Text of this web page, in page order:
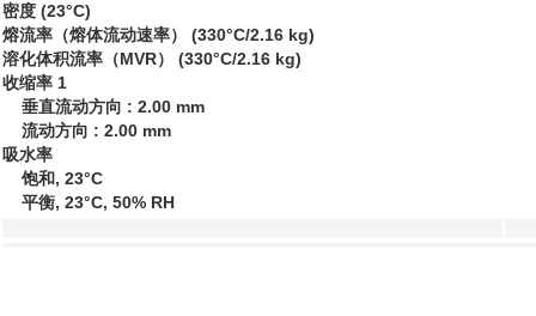
密度 (23°C)
熔流率（熔体流动速率） (330°C/2.16 kg)
溶化体积流率（MVR） (330°C/2.16 kg)
收缩率 1
垂直流动方向 : 2.00 mm
流动方向 : 2.00 mm
吸水率
饱和, 23°C
平衡, 23°C, 50% RH